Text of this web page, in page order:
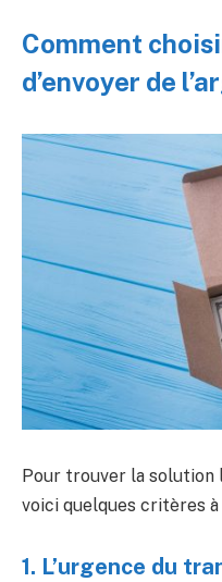
Comment
d’envoyer de
Pour trouver la solution
voici quelques critères
1. L’urgence du